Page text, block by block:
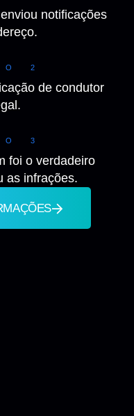
notificações
2
de condutor
3
foi o verdadeiro
as infrações.